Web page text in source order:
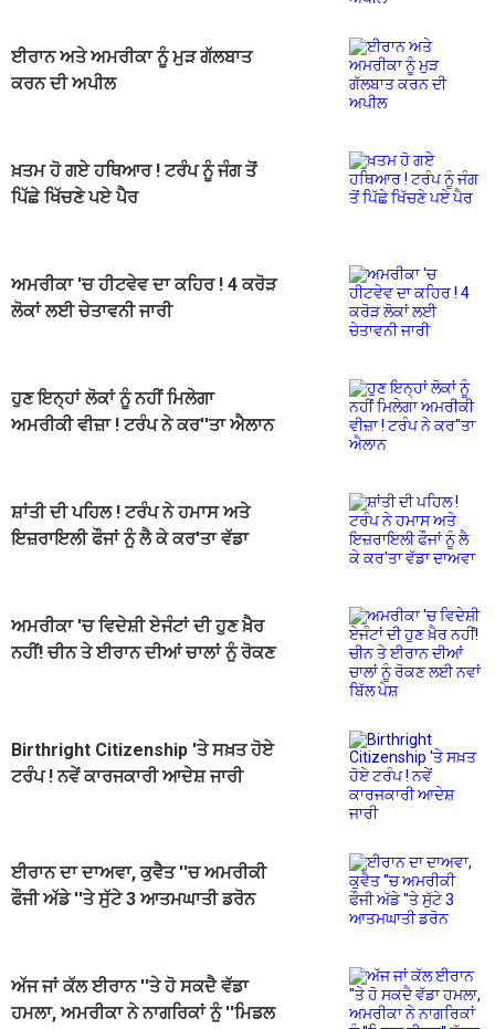
ਈਰਾਨ ਅਤੇ ਅਮਰੀਕਾ ਨੂੰ ਮੁੜ ਗੱਲਬਾਤ
ਕਰਨ ਦੀ ਅਪੀਲ
ਖ਼ਤਮ ਹੋ ਗਏ ਹਥਿਆਰ ! ਟਰੰਪ ਨੂੰ ਜੰਗ ਤੋਂ
ਪਿੱਛੇ ਖਿੱਚਣੇ ਪਏ ਪੈਰ
ਅਮਰੀਕਾ 'ਚ ਹੀਟਵੇਵ ਦਾ ਕਹਿਰ ! 4 ਕਰੋੜ
ਲੋਕਾਂ ਲਈ ਚੇਤਾਵਨੀ ਜਾਰੀ
ਹੁਣ ਇਨ੍ਹਾਂ ਲੋਕਾਂ ਨੂੰ ਨਹੀਂ ਮਿਲੇਗਾ
ਅਮਰੀਕੀ ਵੀਜ਼ਾ ! ਟਰੰਪ ਨੇ ਕਰ''ਤਾ ਐਲਾਨ
ਸ਼ਾਂਤੀ ਦੀ ਪਹਿਲ ! ਟਰੰਪ ਨੇ ਹਮਾਸ ਅਤੇ
ਇਜ਼ਰਾਇਲੀ ਫੌਜਾਂ ਨੂੰ ਲੈ ਕੇ ਕਰ'ਤਾ ਵੱਡਾ
ਅਮਰੀਕਾ 'ਚ ਵਿਦੇਸ਼ੀ ਏਜੰਟਾਂ ਦੀ ਹੁਣ ਖ਼ੈਰ
ਨਹੀਂ! ਚੀਨ ਤੇ ਈਰਾਨ ਦੀਆਂ ਚਾਲਾਂ ਨੂੰ ਰੋਕਣ
Birthright Citizenship 'ਤੇ ਸਖ਼ਤ ਹੋਏ
ਟਰੰਪ ! ਨਵੇਂ ਕਾਰਜਕਾਰੀ ਆਦੇਸ਼ ਜਾਰੀ
ਈਰਾਨ ਦਾ ਦਾਅਵਾ, ਕੁਵੈਤ ''ਚ ਅਮਰੀਕੀ
ਫੌਜੀ ਅੱਡੇ ''ਤੇ ਸੁੱਟੇ 3 ਆਤਮਘਾਤੀ ਡਰੋਨ
ਅੱਜ ਜਾਂ ਕੱਲ ਈਰਾਨ ''ਤੇ ਹੋ ਸਕਦੈ ਵੱਡਾ
ਹਮਲਾ, ਅਮਰੀਕਾ ਨੇ ਨਾਗਰਿਕਾਂ ਨੂੰ ''ਮਿਡਲ